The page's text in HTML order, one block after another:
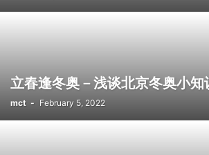
立春逢冬奥－浅谈北京冬奥小知
mct - February 5, 2022